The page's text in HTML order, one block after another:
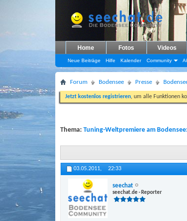
Home Fotos Videos
Neue Beiträge Hilfe Kalender Community
Forum Bodensee Presse
Jetzt kostenlos registrieren, um alle Funktionen
Thema: Tuning-Weltpremiere am
03.05.2011, 22:33
seechat
seechat.de - Reporter